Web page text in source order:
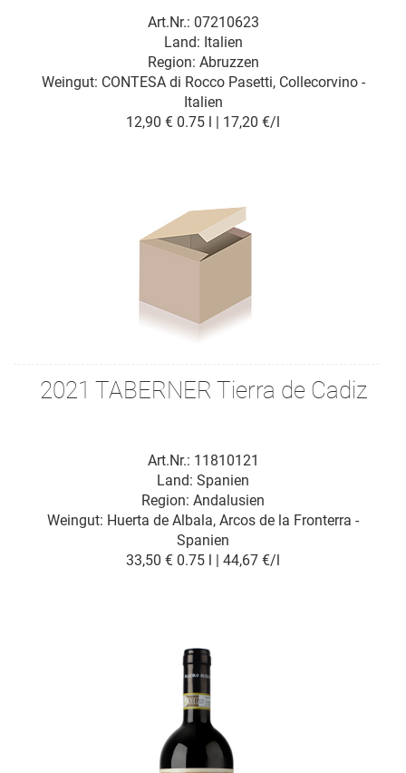
Art.Nr.: 07210623
Weingut: CONTESA di Rocco Pasetti, Collecorvino -
Italien
Land: Italien
Region: Abruzzen
12,90 € 0.75 l | 17,20 €/l
2021 TABERNER Tierra de Cadiz
Art.Nr.: 11810121
Weingut: Huerta de Albala, Arcos de la Fronterra -
Spanien
Region: Andalusien
Land: Spanien
33,50 € 0.75 l | 44,67 €/l